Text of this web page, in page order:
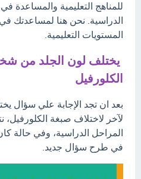
للمناهج التعليمية والمساعدة
الدراسية. نحن هنا لمساعدتك
المستويات التعليمية.
يختلف لون الجلد من
الكلورفيل
بعد ان تجد الإجابة علي سؤال
لآخر لاختلاف صبغة الكلورفيل،
المراحل الدراسية، وفي حالة
في طرح سؤال جديد.